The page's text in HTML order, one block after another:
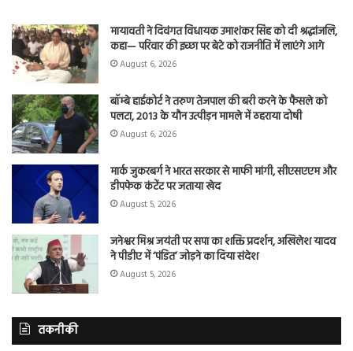
मायावती ने दिवंगत विधायक उमाशंकर सिंह को दी श्रद्धांजलि,
कहा— परिवार की इच्छा पर बेटे को राजनीति में लाएंगे आगे
August 6, 2026
बॉम्बे हाईकोर्ट ने तरुण तेजपाल की बरी करने के फैसले को
पलटा, 2013 के यौन उत्पीड़न मामले में ठहराया दोषी
August 6, 2026
मार्क जुकरबर्ग ने भारत सरकार से माफी मांगी, सीएसएएम और
डीपफेक कंटेंट पर जताया खेद
August 5, 2026
जनेश्वर मिश्र जयंती पर सपा का शक्ति प्रदर्शन, अखिलेश यादव
ने पीडीए में ‘पंडित’ जोड़ने का दिया संदेश
August 5, 2026
तकनीकी